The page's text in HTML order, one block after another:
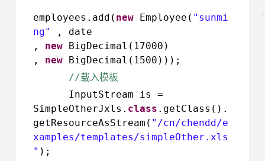
employees.add( new Employee( "sunmi
ng"
, date
, new BigDecimal(17000)
, new BigDecimal(1500)));
//载入模板
InputStream is =
SimpleOtherJxls. class .getClass().
getResourceAsStream( "/cn/chendd/e
xamples/templates/simpleOther.xls
" );